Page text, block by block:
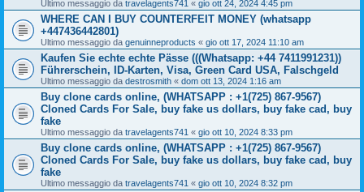
Ultimo messaggio da travelagents741 « gio ott 24, 2024 4:45 pm
WHERE CAN I BUY COUNTERFEIT MONEY (‪whatsapp
+447436442801)
Ultimo messaggio da genuinneproducts « gio ott 17, 2024 11:10 am
Kaufen Sie echte echte Pässe (((Whatsapp: +44 7411991231))
Führerschein, ID-Karten, Visa, Green Card USA, Falschgeld
Ultimo messaggio da destrosmith « dom ott 13, 2024 1:16 am
Buy clone cards online, (WHATSAPP : +1(725) 867-9567)
Cloned Cards For Sale, buy fake us dollars, buy fake cad, buy
fake
Ultimo messaggio da travelagents741 « gio ott 10, 2024 8:33 pm
Buy clone cards online, (WHATSAPP : +1(725) 867-9567)
Cloned Cards For Sale, buy fake us dollars, buy fake cad, buy
fake
Ultimo messaggio da travelagents741 « gio ott 10, 2024 8:32 pm